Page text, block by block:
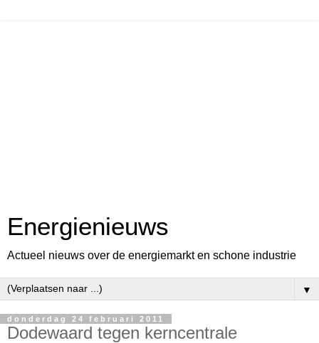
Energienieuws
Actueel nieuws over de energiemarkt en schone industrie
▼
donderdag 24 februari 2011
Dodewaard tegen kerncentrale